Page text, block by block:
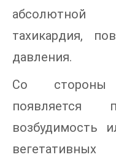
абсолютной
тахикардия,
давления.
Со стороны
появляется
возбудимость
вегетативных